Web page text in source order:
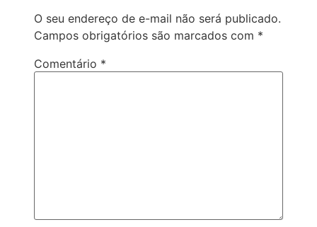
O seu endereço de e-mail não será publicado.
Campos obrigatórios são marcados com *
Comentário *